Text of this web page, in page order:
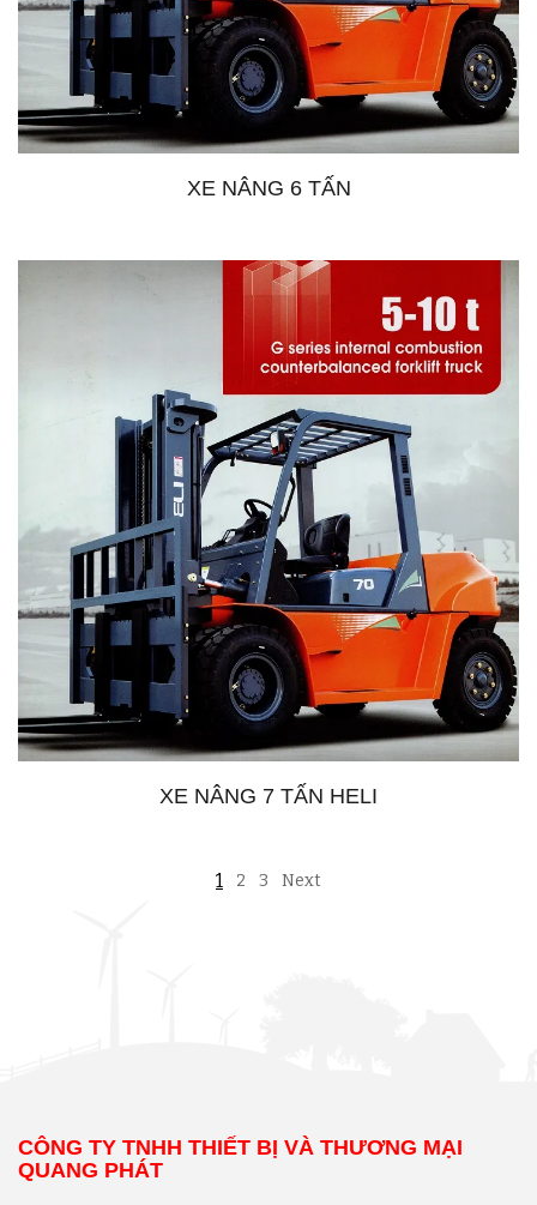
XE NÂNG 6 TẤN
XE NÂNG 7 TẤN HELI
1 2 3 Next
CÔNG TY TNHH THIẾT BỊ VÀ THƯƠNG MẠI
QUANG PHÁT